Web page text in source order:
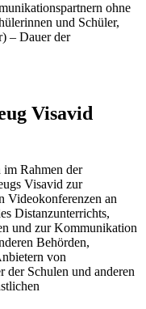
ohne
und Schüler,
– Dauer der
Visavid
im Rahmen der
Visavid zur
Videokonferenzen an
Distanzunterrichts,
und zur Kommunikation
Behörden,
von
der Schulen und anderen